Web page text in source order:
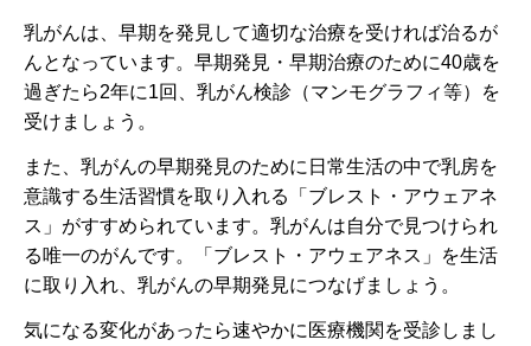
乳がんは、早期を発見して適切な治療を受ければ治るが
んとなっています。早期発見・早期治療のために40歳を
過ぎたら2年に1回、乳がん検診（マンモグラフィ等）を
受けましょう。
また、乳がんの早期発見のために日常生活の中で乳房を
意識する生活習慣を取り入れる「ブレスト・アウェアネ
ス」がすすめられています。乳がんは自分で見つけられ
る唯一のがんです。「ブレスト・アウェアネス」を生活
に取り入れ、乳がんの早期発見につなげましょう。
気になる変化があったら速やかに医療機関を受診しまし